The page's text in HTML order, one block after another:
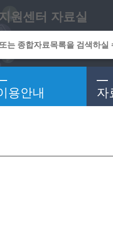
원센터 자료실
용안내 자